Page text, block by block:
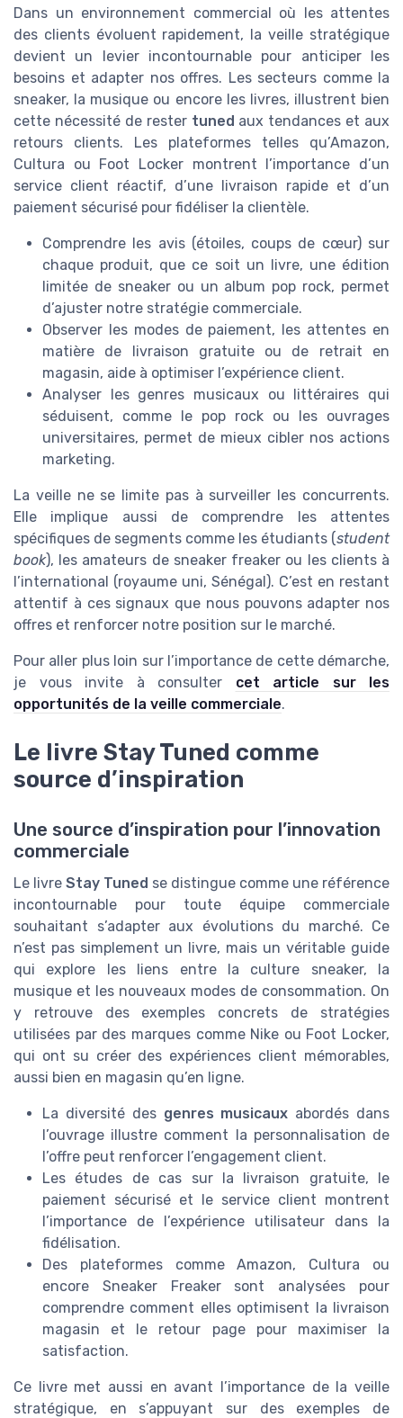
Dans un environnement commercial où les attentes
des clients évoluent rapidement, la veille stratégique
devient un levier incontournable pour anticiper les
besoins et adapter nos offres. Les secteurs comme la
sneaker, la musique ou encore les livres, illustrent bien
cette nécessité de rester tuned aux tendances et aux
retours clients. Les plateformes telles qu’Amazon,
Cultura ou Foot Locker montrent l’importance d’un
service client réactif, d’une livraison rapide et d’un
paiement sécurisé pour fidéliser la clientèle.
Comprendre les avis (étoiles, coups de cœur) sur
chaque produit, que ce soit un livre, une édition
limitée de sneaker ou un album pop rock, permet
d’ajuster notre stratégie commerciale.
Observer les modes de paiement, les attentes en
matière de livraison gratuite ou de retrait en
magasin, aide à optimiser l’expérience client.
Analyser les genres musicaux ou littéraires qui
séduisent, comme le pop rock ou les ouvrages
universitaires, permet de mieux cibler nos actions
marketing.
La veille ne se limite pas à surveiller les concurrents.
Elle implique aussi de comprendre les attentes
spécifiques de segments comme les étudiants (student
book), les amateurs de sneaker freaker ou les clients à
l’international (royaume uni, Sénégal). C’est en restant
attentif à ces signaux que nous pouvons adapter nos
offres et renforcer notre position sur le marché.
Pour aller plus loin sur l’importance de cette démarche,
je vous invite à consulter cet article sur les
opportunités de la veille commerciale.
Le livre Stay Tuned comme
source d’inspiration
Une source d’inspiration pour l’innovation
commerciale
Le livre Stay Tuned se distingue comme une référence
incontournable pour toute équipe commerciale
souhaitant s’adapter aux évolutions du marché. Ce
n’est pas simplement un livre, mais un véritable guide
qui explore les liens entre la culture sneaker, la
musique et les nouveaux modes de consommation. On
y retrouve des exemples concrets de stratégies
utilisées par des marques comme Nike ou Foot Locker,
qui ont su créer des expériences client mémorables,
aussi bien en magasin qu’en ligne.
La diversité des genres musicaux abordés dans
l’ouvrage illustre comment la personnalisation de
l’offre peut renforcer l’engagement client.
Les études de cas sur la livraison gratuite, le
paiement sécurisé et le service client montrent
l’importance de l’expérience utilisateur dans la
fidélisation.
Des plateformes comme Amazon, Cultura ou
encore Sneaker Freaker sont analysées pour
comprendre comment elles optimisent la livraison
magasin et le retour page pour maximiser la
satisfaction.
Ce livre met aussi en avant l’importance de la veille
stratégique, en s’appuyant sur des exemples de